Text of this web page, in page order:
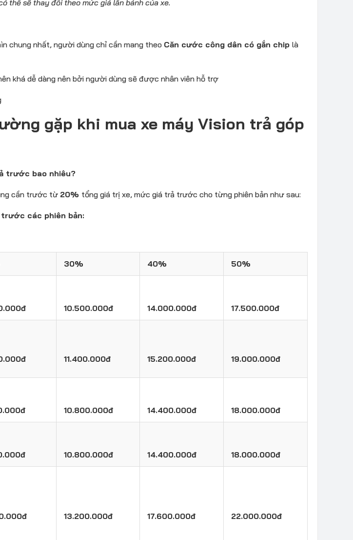
thể sẽ thay đổi theo mức giá lăn bánh của xe.
chung nhất, người dùng chỉ cần mang theo Căn cước công dân có gắn chip là
khá dễ dàng nên bởi người dùng sẽ được nhân viên hỗ trợ
gặp khi mua xe máy Vision trả góp
trước bao nhiêu?
cần trước từ 20% tổng giá trị xe, mức giá trả trước cho từng phiên bản như sau:
các phiên bản:
30% 40% 50%
10.500.000đ 14.000.000đ 17.500.000đ
11.400.000đ 15.200.000đ 19.000.000đ
10.800.000đ 14.400.000đ 18.000.000đ
10.800.000đ 14.400.000đ 18.000.000đ
13.200.000đ 17.600.000đ 22.000.000đ